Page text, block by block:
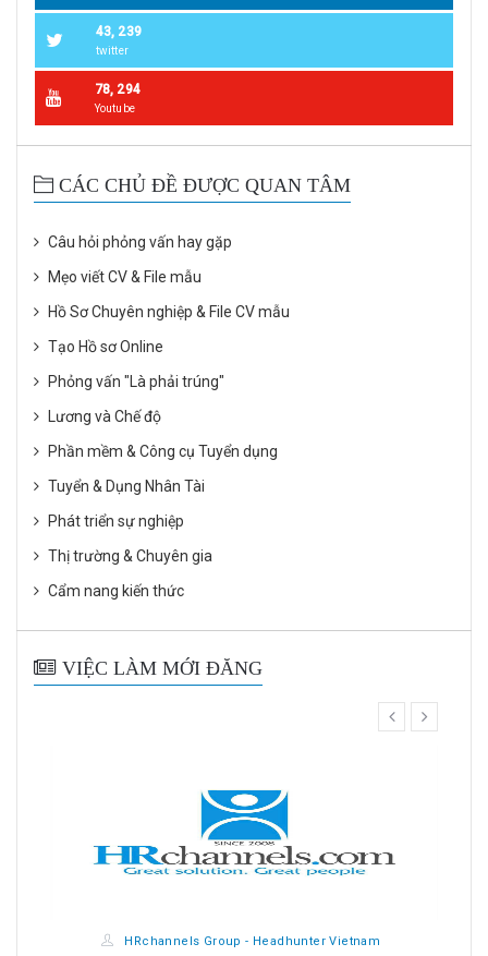
43, 239
twitter
78, 294
Youtube
CÁC CHỦ ĐỀ ĐƯỢC QUAN TÂM
Câu hỏi phỏng vấn hay gặp
Mẹo viết CV & File mẫu
Hồ Sơ Chuyên nghiệp & File CV mẫu
Tạo Hồ sơ Online
Phỏng vấn "Là phải trúng"
Lương và Chế độ
Phần mềm & Công cụ Tuyển dụng
Tuyển & Dụng Nhân Tài
Phát triển sự nghiệp
Thị trường & Chuyên gia
Cẩm nang kiến thức
VIỆC LÀM MỚI ĐĂNG
HRchannels Group - Headhunter Vietnam
prev
next